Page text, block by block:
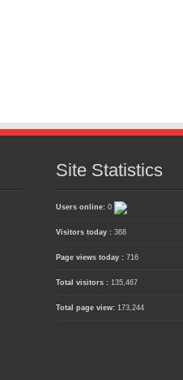
Site Statistics
Users online: 0
Visitors today : 368
Page views today : 716
Total visitors : 135,467
Total page view: 173,244